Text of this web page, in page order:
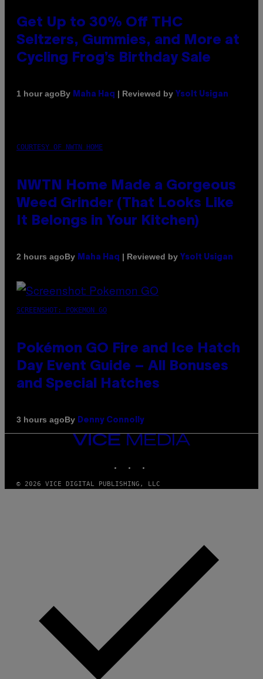
Get Up to 30% Off THC
Seltzers, Gummies, and More at
Cycling Frog’s Birthday Sale
1 hour agoBy Maha Haq | Reviewed by Ysolt Usigan
COURTESY OF NWTN HOME
NWTN Home Made a Gorgeous
Weed Grinder (That Looks Like
It Belongs in Your Kitchen)
2 hours agoBy Maha Haq | Reviewed by Ysolt Usigan
SCREENSHOT: POKEMON GO
Pokémon GO Fire and Ice Hatch
Day Event Guide – All Bonuses
and Special Hatches
3 hours agoBy Denny Connolly
VICE
MEDIA
© 2026 VICE DIGITAL PUBLISHING, LLC